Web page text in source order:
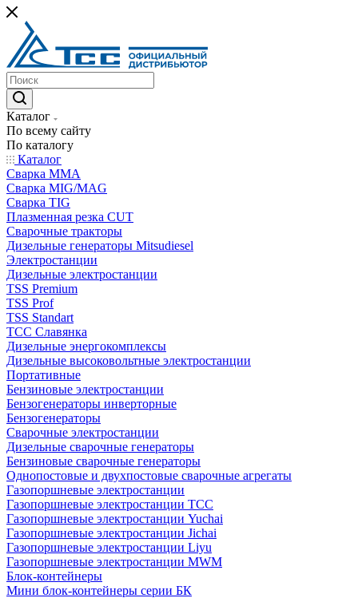
Каталог
По всему сайту
По каталогу
Каталог
Сварка MMA
Сварка MIG/MAG
Сварка TIG
Плазменная резка CUT
Сварочные тракторы
Дизельные генераторы Mitsudiesel
Электростанции
Дизельные электростанции
TSS Premium
TSS Prof
TSS Standart
ТСС Славянка
Дизельные энергокомплексы
Дизельные высоковольтные электростанции
Портативные
Бензиновые электростанции
Бензогенераторы инверторные
Бензогенераторы
Сварочные электростанции
Дизельные сварочные генераторы
Бензиновые сварочные генераторы
Однопостовые и двухпостовые сварочные агрегаты
Газопоршневые электростанции
Газопоршневые электростанции ТСС
Газопоршневые электростанции Yuchai
Газопоршневые электростанции Jichai
Газопоршневые электростанции Liyu
Газопоршневые электростанции MWM
Блок-контейнеры
Мини блок-контейнеры серии БК